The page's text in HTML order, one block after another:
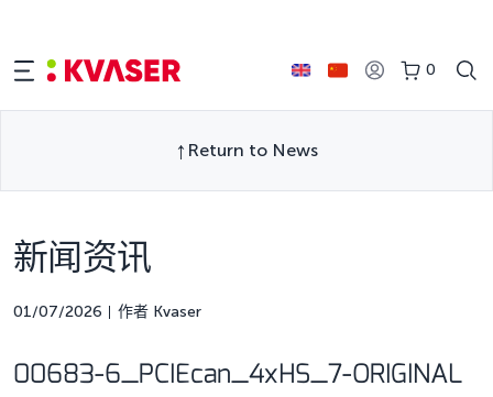
0
Return to News
新闻资讯
01/07/2026 作者 Kvaser
00683-6_PCIEcan_4xHS_7-ORIGINAL